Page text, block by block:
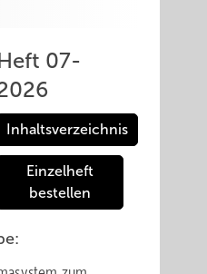
07-
Inhaltsverzeichnis
Einzelheft
bestellen